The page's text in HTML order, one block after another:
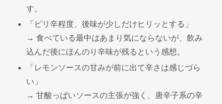
す。
「ピリ辛程度、後味が少しだけヒリッとする」
→ 食べている最中はあまり気にならないが、飲み
込んだ後にほんのり辛味が残るという感想。
「レモンソースの甘みが前に出て辛さは感じづら
い」
→ 甘酸っぱいソースの主張が強く、唐辛子系の辛